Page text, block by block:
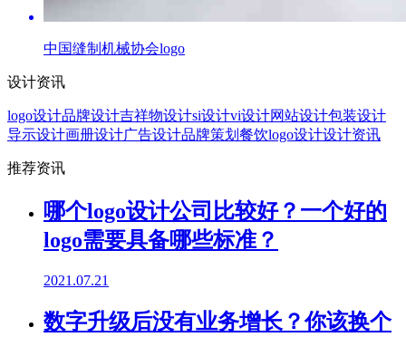
中国缝制机械协会logo
设计资讯
logo设计品牌设计吉祥物设计si设计vi设计网站设计包装设计
导示设计画册设计广告设计品牌策划 餐饮logo设计设计资讯
推荐资讯
哪个logo设计公司比较好？一个好的
logo需要具备哪些标准？
2021.07.21
数字升级后没有业务增长？你该换个